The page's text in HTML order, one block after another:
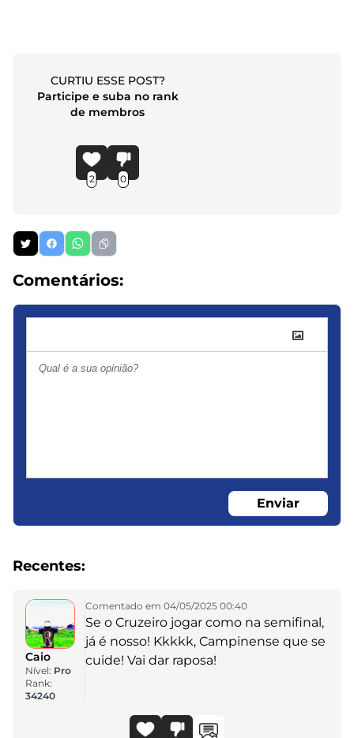
CURTIU ESSE POST?
Participe e suba no rank
de membros
2 0
Comentários:
Enviar
Recentes:
Caio
Nível: Pro
Rank:
34240
Comentado em 04/05/2025 00:40
Se o Cruzeiro jogar como na semifinal,
já é nosso! Kkkkk, Campinense que se
cuide! Vai dar raposa!